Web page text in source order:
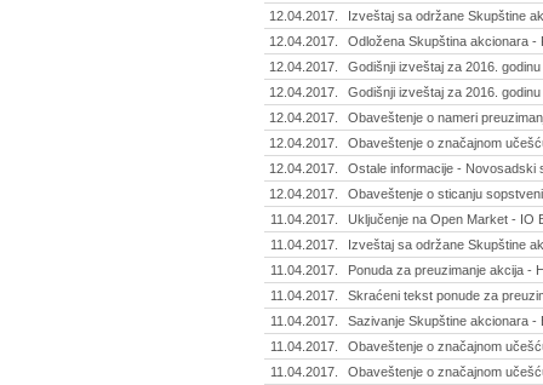
12.04.2017.
Izveštaj sa održane Skupštine
12.04.2017.
Odložena Skupština akcionara -
12.04.2017.
Godišnji izveštaj za 2016.
12.04.2017.
Godišnji izveštaj za 2016.
12.04.2017.
Obaveštenje o nameri
12.04.2017.
Obaveštenje o značajnom
12.04.2017.
Ostale informacije - Novosadski
12.04.2017.
Obaveštenje o sticanju
11.04.2017.
Uključenje na Open Market - IO
11.04.2017.
Izveštaj sa održane Skupštine
11.04.2017.
Ponuda za preuzimanje akcija -
11.04.2017.
Skraćeni tekst ponude za
11.04.2017.
Sazivanje Skupštine akcionara
11.04.2017.
Obaveštenje o značajnom
11.04.2017.
Obaveštenje o značajnom